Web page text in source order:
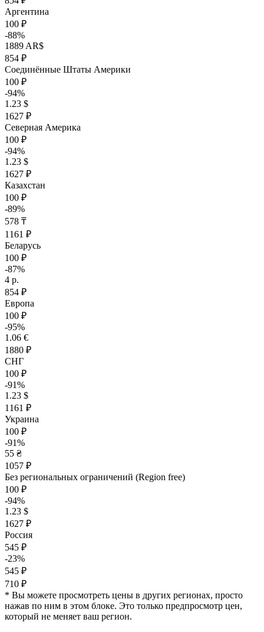
Аргентина
100 ₽
-88%
1889 AR$
854 ₽
Соединённые Штаты Америки
100 ₽
-94%
1.23 $
1627 ₽
Северная Америка
100 ₽
-94%
1.23 $
1627 ₽
Казахстан
100 ₽
-89%
578 ₸
1161 ₽
Беларусь
100 ₽
-87%
4 р.
854 ₽
Европа
100 ₽
-95%
1.06 €
1880 ₽
СНГ
100 ₽
-91%
1.23 $
1161 ₽
Украина
100 ₽
-91%
55 ₴
1057 ₽
Без региональных ограничений (Region free)
100 ₽
-94%
1.23 $
1627 ₽
Россия
545 ₽
-23%
545 ₽
710 ₽
* Вы можете просмотреть цены в других регионах, просто
нажав по ним в этом блоке. Это только предпросмотр цен,
который не меняет ваш регион.